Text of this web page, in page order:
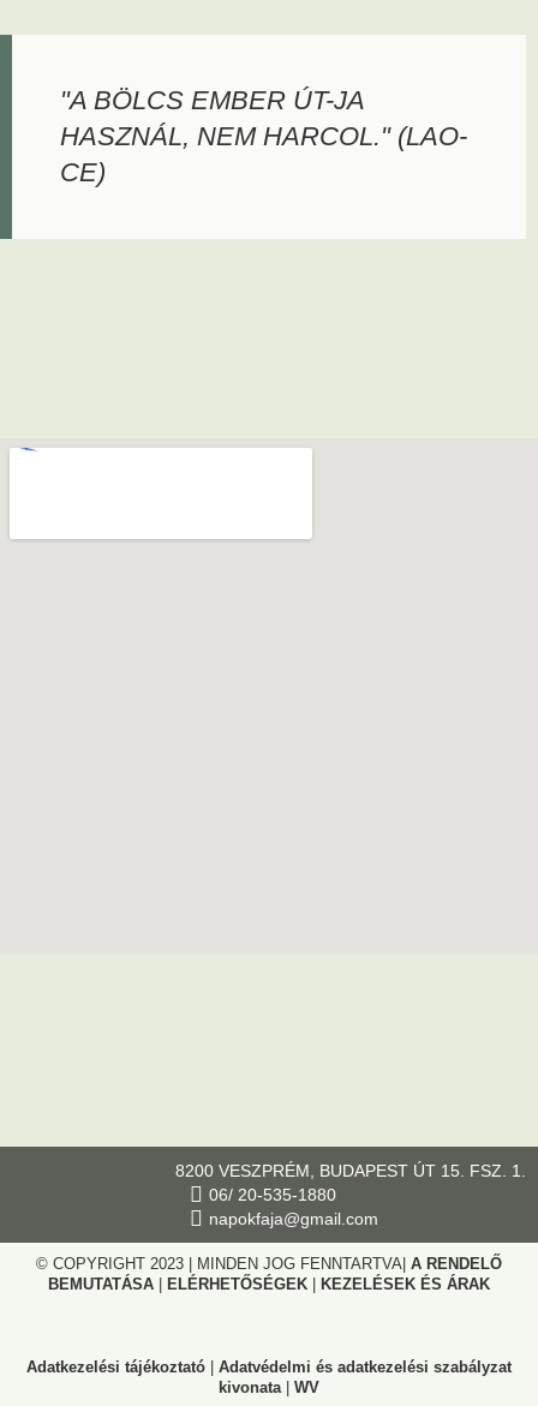
"A BÖLCS EMBER ÚT-JA
HASZNÁL, NEM HARCOL." (LAO-
CE)
8200 VESZPRÉM, BUDAPEST ÚT 15. FSZ. 1.
06/ 20-535-1880
napokfaja@gmail.com
© COPYRIGHT 2023 | MINDEN JOG FENNTARTVA| A RENDELŐ
BEMUTATÁSA
ELÉRHETŐSÉGEK KEZELÉSEK ÉS ÁRAK
Adatkezelési tájékoztató
Adatvédelmi és adatkezelési szabályzat
kivonata| WV